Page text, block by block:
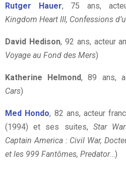
Rutger Hauer, 75 ans,
Kingdom Heart III, Confessions
David Hedison, 92 ans, acteur
Voyage au Fond des Mers)
Katherine Helmond, 89 ans,
Cars)
Med Hondo, 82 ans, acteur
(1994) et ses suites, Star
Captain America : Civil War,
et les 999 Fantômes, Predator…)